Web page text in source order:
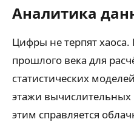
Аналитика
Цифры не терпят
прошлого века для
статистических
этажи вычислительных
этим справляется